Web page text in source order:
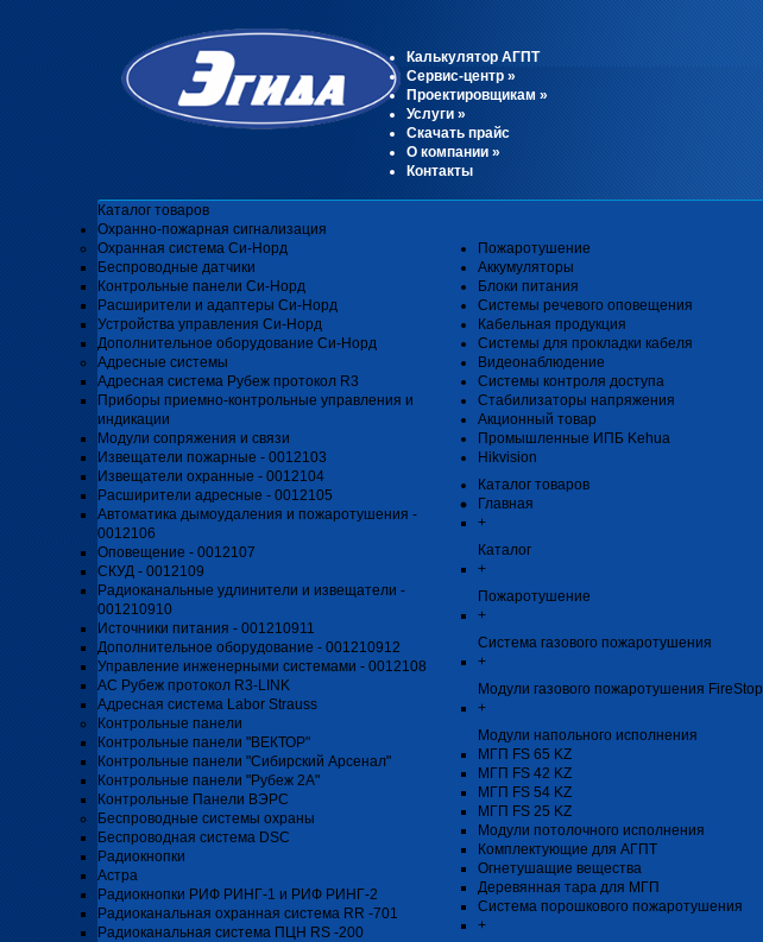
Калькулятор АГПТ
Сервис-центр»
Проектировщикам »
Услуги»
Скачать прайс
О компании»
Контакты
Каталог товаров
Охранно-пожарная сигнализация
Охранная система Си-Норд
Беспроводные датчики
Контрольные панели Си-Норд
Расширители и адаптеры Си-Норд
Устройства управления Си-Норд
Дополнительное оборудование Си-Норд
Адресные системы
Адресная система Рубеж протокол R3
Приборы приемно-контрольные управления и
индикации
Модули сопряжения и связи
Извещатели пожарные - 0012103
Извещатели охранные - 0012104
Расширители адресные - 0012105
Автоматика дымоудаления и пожаротушения -
0012106
Оповещение - 0012107
СКУД - 0012109
Радиоканальные удлинители и извещатели -
001210910
Источники питания - 001210911
Дополнительное оборудование - 001210912
Управление инженерными системами - 0012108
АС Рубеж протокол R3-LINK
Адресная система Labor Strauss
Контрольные панели
Контрольные панели "ВЕКТОР"
Контрольные панели "Сибирский Арсенал"
Контрольные панели "Рубеж 2А"
Контрольные Панели ВЭРС
Беспроводные системы охраны
Беспроводная система DSC
Радиокнопки
Астра
Радиокнопки РИФ РИНГ-1 и РИФ РИНГ-2
Радиоканальная охранная система RR -701
Радиоканальная система ПЦН RS -200
Пожаротушение
Аккумуляторы
Блоки питания
Системы речевого оповещения
Кабельная продукция
Системы для прокладки кабеля
Видеонаблюдение
Системы контроля доступа
Стабилизаторы напряжения
Акционный товар
Промышленные ИПБ Kehua
Hikvision
Каталог товаров
Главная
+
Каталог
+
Пожаротушение
+
Система газового пожаротушения
+
Модули газового пожаротушения FireStop
+
Модули напольного исполнения
МГП FS 65 KZ
МГП FS 42 KZ
МГП FS 54 KZ
МГП FS 25 KZ
Модули потолочного исполнения
Комплектующие для АГПТ
Огнетушащие вещества
Деревянная тара для МГП
Система порошкового пожаротушения
+